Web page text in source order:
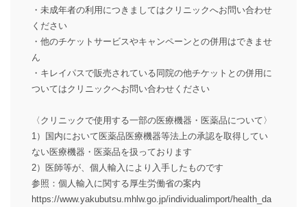
・未成年者の利用につきましてはクリニックへお問い合わせ
ください
・他のチケットサービスやキャンペーンとの併用はできませ
ん
・キレイパスで販売されている同院の他チケットとの併用に
ついてはクリニックへお問い合わせください
〈クリニックで使用する一部の医療機器・医薬品について〉
1）国内において医薬品医療機器等法上の承認を取得してい
ない医療機器・医薬品を扱っております
2）医師等が、個人輸入により入手したものです
参照：個人輸入に関する厚生労働省の案内
https://www.yakubutsu.mhlw.go.jp/individualimport/health_da